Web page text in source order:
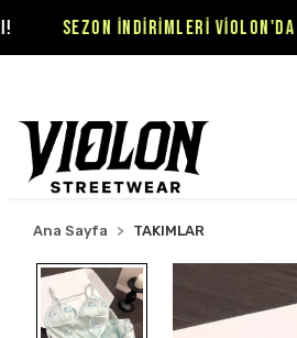
VİOLON'DA BAŞLADI
Ana Sayfa TAKIMLAR